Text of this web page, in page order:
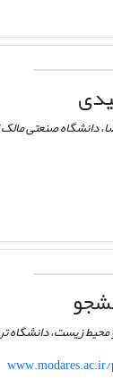
دانشگاه صنعتی
زیست،